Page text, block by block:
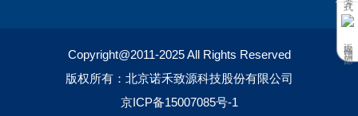
Copyright@2011-2025 All Rights Reserved
版权所有：北京诺禾致源科技股份有限公司
京ICP备15007085号-1
返回顶部